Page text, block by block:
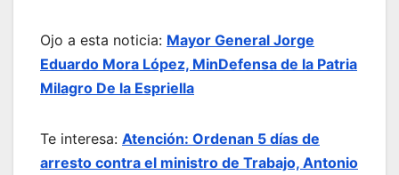
Ojo a esta noticia: Mayor General Jorge
Eduardo Mora López, MinDefensa de la Patria
Milagro De la Espriella
Te interesa: Atención: Ordenan 5 días de
arresto contra el ministro de Trabajo, Antonio